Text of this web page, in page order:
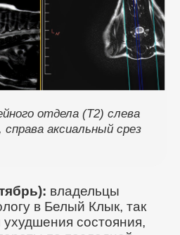
отдела (Т2) слева
аксиальный срез
владельцы
в Белый Клык, так
ухудшения состояния,